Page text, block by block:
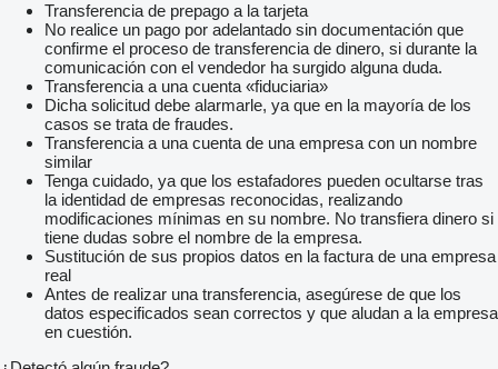
Transferencia de prepago a la tarjeta
No realice un pago por adelantado sin documentación que
confirme el proceso de transferencia de dinero, si durante la
comunicación con el vendedor ha surgido alguna duda.
Transferencia a una cuenta «fiduciaria»
Dicha solicitud debe alarmarle, ya que en la mayoría de los
casos se trata de fraudes.
Transferencia a una cuenta de una empresa con un nombre
similar
Tenga cuidado, ya que los estafadores pueden ocultarse tras
la identidad de empresas reconocidas, realizando
modificaciones mínimas en su nombre. No transfiera dinero si
tiene dudas sobre el nombre de la empresa.
Sustitución de sus propios datos en la factura de una empresa
real
Antes de realizar una transferencia, asegúrese de que los
datos especificados sean correctos y que aludan a la empresa
en cuestión.